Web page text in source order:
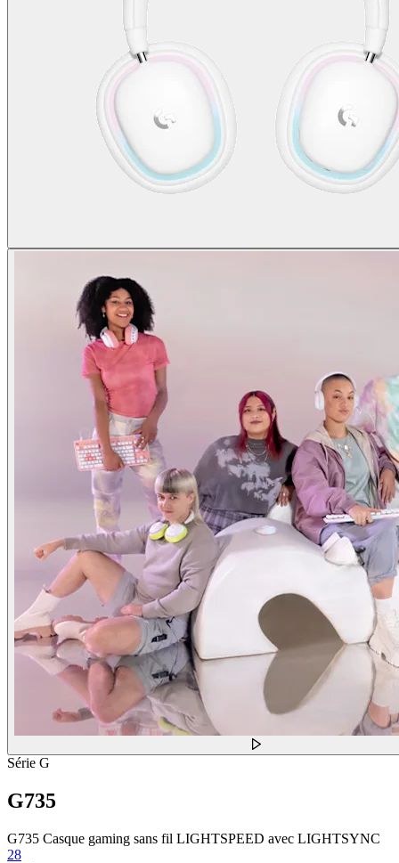
Série G
G735
G735 Casque gaming sans fil LIGHTSPEED avec LIGHTSYNC
28